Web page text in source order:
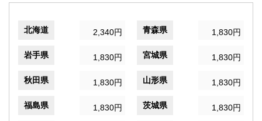
北海道 2,340円 青森県 1,830円
岩手県 1,830円 宮城県 1,830円
秋田県 1,830円 山形県 1,830円
福島県 1,830円 茨城県 1,830円